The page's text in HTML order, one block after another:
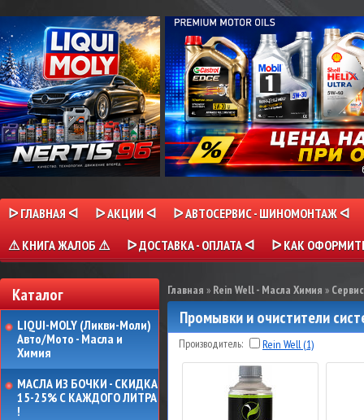
ᐅ ГЛАВНАЯ ᐊ ᐅ АКЦИИ ᐊ
ᐅ АВТОСЕРВИС - ШИНОМОНТАЖ ᐊ
⚠ КНИГА ЖАЛОБ ⚠
ᐅ ДОСТАВКА - ОПЛАТА ᐊ ᐅ КАК
Каталог
LIQUI-MOLY (Ликви-Моли)
Авто/Мото - Масла и
Химия
МАСЛА ИЗ БОЧКИ - СКИДКА
15-25% С КАЖДОГО ЛИТРА
!
Главная » Rein Well - Масла Химия »
Промывки и очистители
Производитель: Rein Well (1)